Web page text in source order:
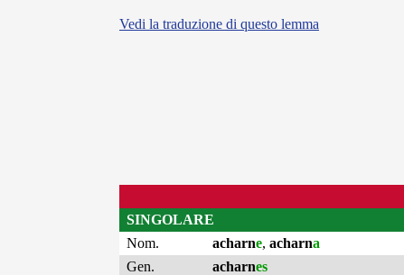
Vedi la traduzione di questo lemma
SINGOLARE
Nom.
acharne, acharna
Gen.
acharnes